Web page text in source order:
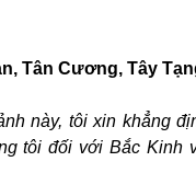
Tân Cương, Tây
này, tôi xin khẳng
tôi đối với Bắc Kinh